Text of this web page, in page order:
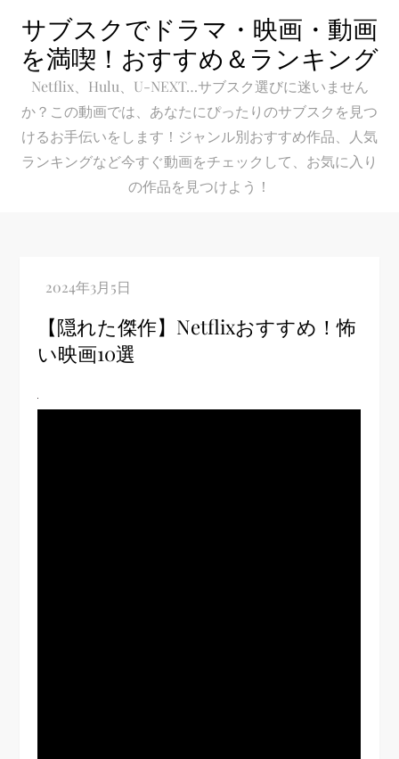
content
サブスクでドラマ・映画・動画
を満喫！おすすめ＆ランキング
Netflix、Hulu、U-NEXT…サブスク選びに迷いません
か？この動画では、あなたにぴったりのサブスクを見つ
けるお手伝いをします！ジャンル別おすすめ作品、人気
ランキングなど今すぐ動画をチェックして、お気に入り
の作品を見つけよう！
【隠れた傑作】Netflixおすすめ！怖
い映画10選